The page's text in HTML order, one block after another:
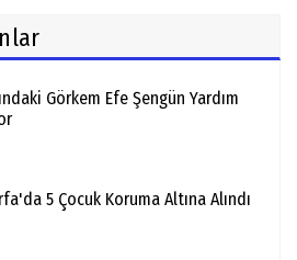
Görkem Efe Şengün Yardım
5 Çocuk Koruma Altına Alındı